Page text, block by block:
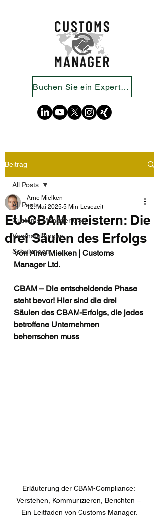
Buchen Sie ein Expertengespräch
Beitrag
All Posts
Customs Manager USA
Veranstaltungen
Schulungen
All Posts
EU-CBAM meistern: Die
drei Säulen des Erfolgs
Arne Mielken
12. Mai 2025 5 Min. Lesezeit
Von Arne Mielken | Customs
Manager Ltd.
CBAM – Die entscheidende Phase
steht bevor! Hier sind die drei
Säulen des CBAM-Erfolgs, die jedes
betroffene Unternehmen
beherrschen muss
Erläuterung der CBAM-Compliance:
Verstehen, Kommunizieren, Berichten –
Ein Leitfaden von Customs Manager.